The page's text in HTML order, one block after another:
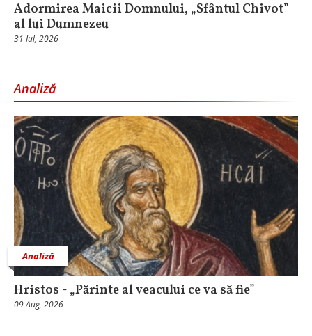
Adormirea Maicii Domnului, „Sfântul Chivot”
al lui Dumnezeu
31 Iul, 2026
Analiză
Analiză
Hristos - „Părinte al veacului ce va să fie”
09 Aug, 2026